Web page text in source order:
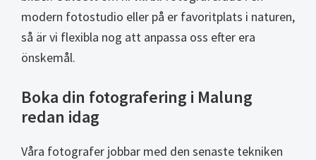
modern fotostudio eller på er favoritplats i naturen,
så är vi flexibla nog att anpassa oss efter era
önskemål.
Boka din fotografering i Malung
redan idag
Våra fotografer jobbar med den senaste tekniken